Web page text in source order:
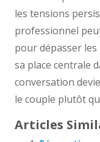
les tensions
professionnel
pour dépasser
sa place centrale
conversation
le couple plutôt
Articles